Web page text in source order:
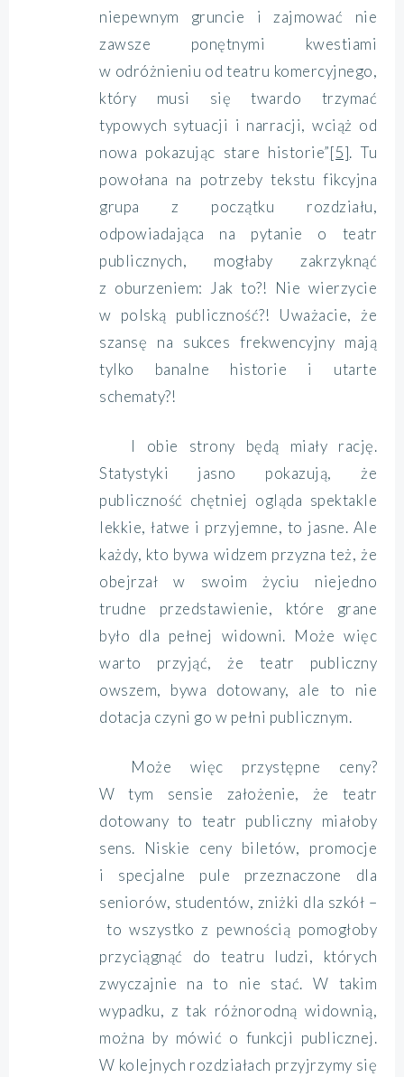
niepewnym gruncie i zajmować nie
zawsze ponętnymi kwestiami
w odróżnieniu od teatru komercyjnego,
który musi się twardo trzymać
typowych sytuacji i narracji, wciąż od
nowa pokazując stare historie”[5]. Tu
powołana na potrzeby tekstu fikcyjna
grupa z początku rozdziału,
odpowiadająca na pytanie o teatr
publicznych, mogłaby zakrzyknąć
z oburzeniem: Jak to?! Nie wierzycie
w polską publiczność?! Uważacie, że
szansę na sukces frekwencyjny mają
tylko banalne historie i utarte
schematy?!
I obie strony będą miały rację.
Statystyki jasno pokazują, że
publiczność chętniej ogląda spektakle
lekkie, łatwe i przyjemne, to jasne. Ale
każdy, kto bywa widzem przyzna też, że
obejrzał w swoim życiu niejedno
trudne przedstawienie, które grane
było dla pełnej widowni. Może więc
warto przyjąć, że teatr publiczny
owszem, bywa dotowany, ale to nie
dotacja czyni go w pełni publicznym.
Może więc przystępne ceny?
W tym sensie założenie, że teatr
dotowany to teatr publiczny miałoby
sens. Niskie ceny biletów, promocje
i specjalne pule przeznaczone dla
seniorów, studentów, zniżki dla szkół –
to wszystko z pewnością pomogłoby
przyciągnąć do teatru ludzi, których
zwyczajnie na to nie stać. W takim
wypadku, z tak różnorodną widownią,
można by mówić o funkcji publicznej.
W kolejnych rozdziałach przyjrzymy się